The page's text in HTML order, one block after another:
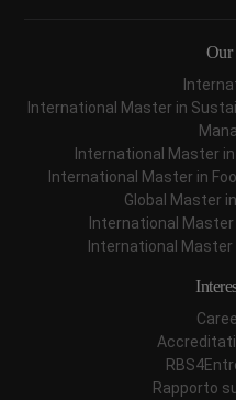
Our
International Master in
International Master
International Master in
Global Master
International
International
Rapporto